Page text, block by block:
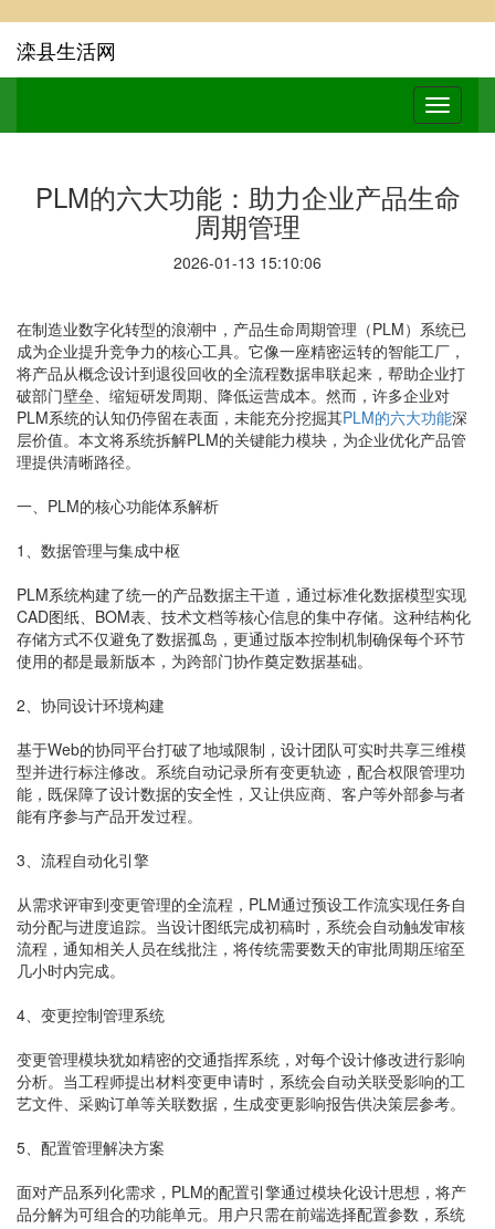
滦县生活网
PLM的六大功能：助力企业产品生命
周期管理
2026-01-13 15:10:06
在制造业数字化转型的浪潮中，产品生命周期管理（PLM）系统已
成为企业提升竞争力的核心工具。它像一座精密运转的智能工厂，
将产品从概念设计到退役回收的全流程数据串联起来，帮助企业打
破部门壁垒、缩短研发周期、降低运营成本。然而，许多企业对
PLM系统的认知仍停留在表面，未能充分挖掘其PLM的六大功能深
层价值。本文将系统拆解PLM的关键能力模块，为企业优化产品管
理提供清晰路径。
一、PLM的核心功能体系解析
1、数据管理与集成中枢
PLM系统构建了统一的产品数据主干道，通过标准化数据模型实现
CAD图纸、BOM表、技术文档等核心信息的集中存储。这种结构化
存储方式不仅避免了数据孤岛，更通过版本控制机制确保每个环节
使用的都是最新版本，为跨部门协作奠定数据基础。
2、协同设计环境构建
基于Web的协同平台打破了地域限制，设计团队可实时共享三维模
型并进行标注修改。系统自动记录所有变更轨迹，配合权限管理功
能，既保障了设计数据的安全性，又让供应商、客户等外部参与者
能有序参与产品开发过程。
3、流程自动化引擎
从需求评审到变更管理的全流程，PLM通过预设工作流实现任务自
动分配与进度追踪。当设计图纸完成初稿时，系统会自动触发审核
流程，通知相关人员在线批注，将传统需要数天的审批周期压缩至
几小时内完成。
4、变更控制管理系统
变更管理模块犹如精密的交通指挥系统，对每个设计修改进行影响
分析。当工程师提出材料变更申请时，系统会自动关联受影响的工
艺文件、采购订单等关联数据，生成变更影响报告供决策层参考。
5、配置管理解决方案
面对产品系列化需求，PLM的配置引擎通过模块化设计思想，将产
品分解为可组合的功能单元。用户只需在前端选择配置参数，系统